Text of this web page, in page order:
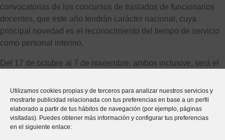
Utilizamos cookies propias y de terceros para analizar nuestros servicios y
mostrarte publicidad relacionada con tus preferencias en base a un perfil
elaborado a partir de tus hábitos de navegación (por ejemplo, páginas
visitadas). Puedes obtener más información y configurar tus preferencias
en el siguiente enlace:
convocatorias de los concursos de traslados de funcionarios
docentes, que este año tendrán carácter nacional, cuya
principal novedad es el reconocimiento del tiempo de servicio
como personal interino.
Del 17 de octubre al 7 de noviembre, ambos inclusive, será el
Esperamos poder publicar este mismo viernes las
convocatorias, tan pronto estén en BOJA.